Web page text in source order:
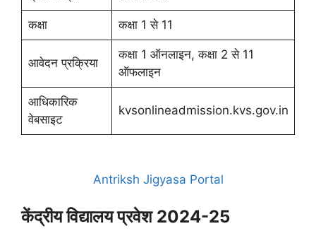
कक्षा कक्षा 1 से 11
आवेदन प्रक्रिया
कक्षा 1 ऑनलाइन, कक्षा 2 से 11
ऑफलाइन
आधिकारिक
वेबसाइट
kvsonlineadmission.kvs.gov.in
Antriksh Jigyasa Portal
केंद्रीय विद्यालय प्रवेश 2024-25